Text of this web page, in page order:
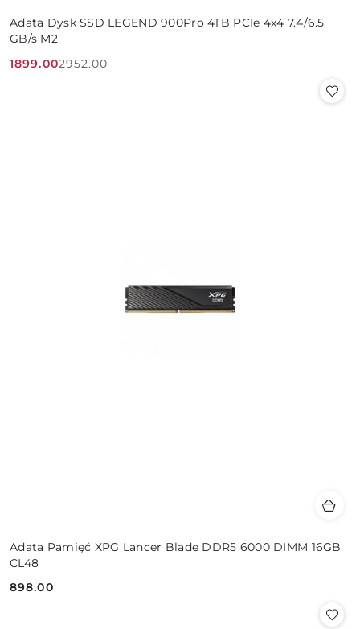
Adata Dysk SSD LEGEND 900Pro 4TB PCIe 4x4 7.4/6.5
GB/s M2
Cena
1899.00
Cena
2952.00
Adata Pamięć XPG Lancer Blade DDR5 6000 DIMM 16GB
CL48
Cena:
898.00